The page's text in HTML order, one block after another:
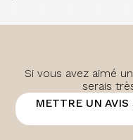
Si vous avez aimé
serais
METTRE UN